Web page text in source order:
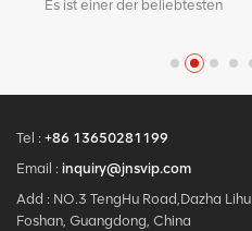
Es ist einer der beliebtesten
aber mit freundlichem Preis.
Tel : +86 13650281199
Email : inquiry@jnsvip.com
Add : NO.3 TengHu Road,Dazha
Foshan, Guangdong, China